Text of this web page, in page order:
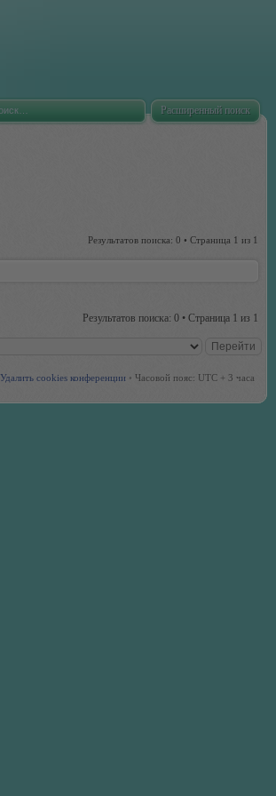
Расширенный поиск
Результатов поиска: 0 • Страница 1 из 1
Результатов поиска: 0 • Страница 1 из 1
Удалить cookies конференции • Часовой пояс: UTC + 3 часа